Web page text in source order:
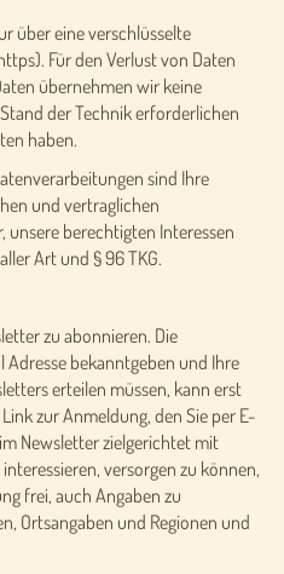
über eine verschlüsselte
Für den Verlust von Daten
übernehmen wir keine
der Technik erforderlichen
haben.
sind Ihre
und vertraglichen
unsere berechtigten Interessen
Art und § 96 TKG.
zu abonnieren. Die
Adresse bekanntgeben und Ihre
erteilen müssen, kann erst
zur Anmeldung, den Sie per E-
Newsletter zielgerichtet mit
versorgen zu können,
frei, auch Angaben zu
Ortsangaben und Regionen und